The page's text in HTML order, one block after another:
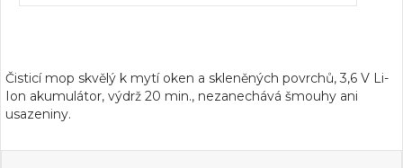
Čisticí mop skvělý k mytí oken a skleněných povrchů, 3,6 V Li-
Ion akumulátor, výdrž 20 min., nezanechává šmouhy ani
usazeniny.